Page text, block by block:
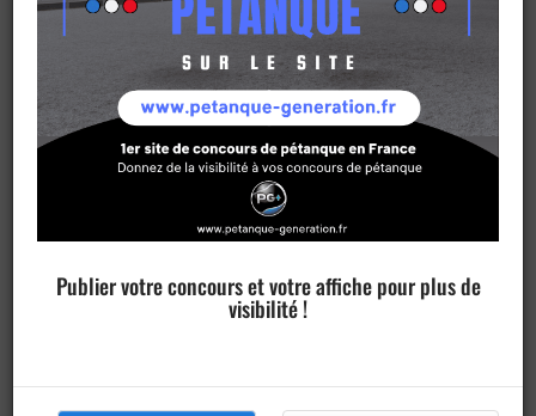
Publier votre concours et votre affiche pour plus de
visibilité !